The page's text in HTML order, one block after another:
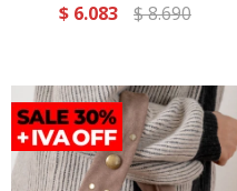
$ 6.083 $8.690